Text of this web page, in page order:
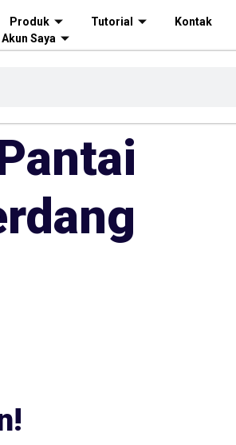
Produk Tutorial Kontak
Akun Saya